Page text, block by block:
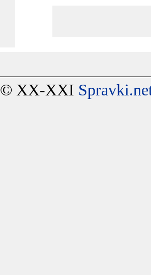
© XX-XXI